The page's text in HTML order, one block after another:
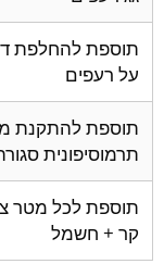
דוד/קולט ₪
מערכת
סגורה
₪
צנרת חם + ₪